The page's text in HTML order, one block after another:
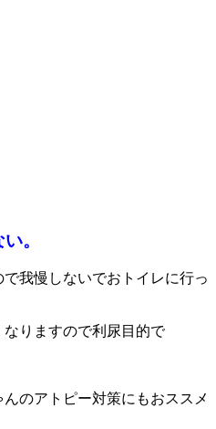
。
我慢しないでおトイレに行っ
りますので利尿目的で
のアトピー対策にもおススメ